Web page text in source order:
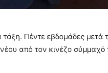
τάξη. Πέντε εβδομάδες μετά
από τον κινέζο